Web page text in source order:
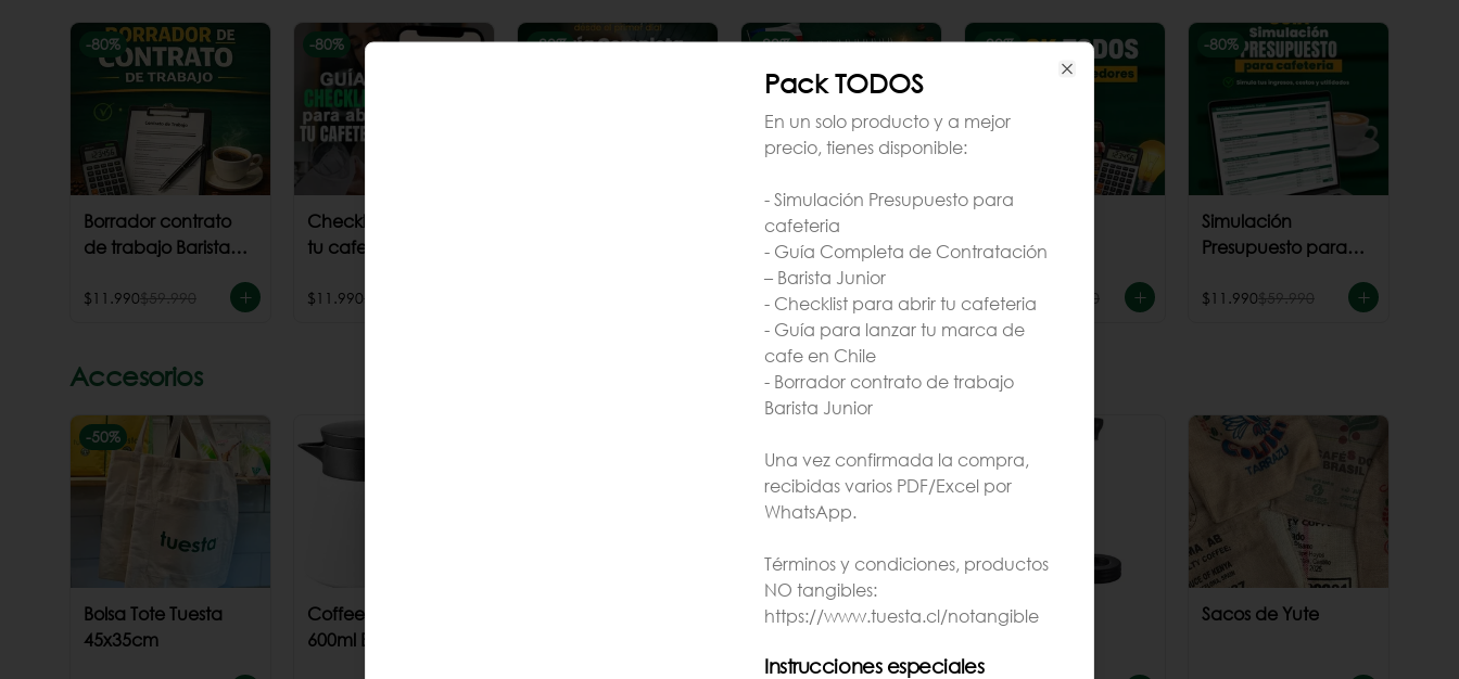
-80%
Borrador contrato
de trabajo Barista
$11.990$59.990
-80%
Checklist para abrir
tu cafeteria
$11.990$59.990
-80% -80%
Guía para lanzar tu
marca de cafe en
Chile
$11.990$59.990
-90%
$29.990$299.950
-80%
Simulación
Presupuesto para
$11.990$59.990
Accesorios
-50%
Bolsa Tote Tuesta
45x35cm
Coffee Server Hario
600ml Blanco
Filtros V60 de Hario
Molinillo Hario
Sacos de Yute
Pack TODOS
En un solo producto y a mejor
precio, tienes disponible:
- Simulación Presupuesto para
cafeteria
- Guía Completa de Contratación
– Barista Junior
- Checklist para abrir tu cafeteria
- Guía para lanzar tu marca de
cafe en Chile
- Borrador contrato de trabajo
Barista Junior
Una vez confirmada la compra,
recibidas varios PDF/Excel por
WhatsApp.
Términos y condiciones, productos
NO tangibles:
https://www.tuesta.cl/notangible
Instrucciones especiales
Close